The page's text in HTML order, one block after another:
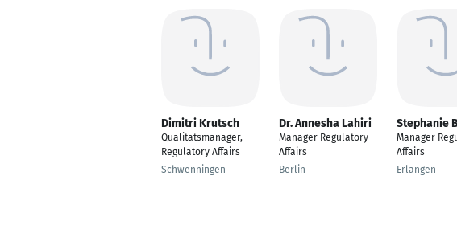
Dimitri Krutsch
Qualitätsmanager,
Regulatory Affairs
Schwenningen
Dr. Annesha Lahiri
Manager Regulatory
Affairs
Berlin
Stephanie
Manager
Affairs
Erlangen